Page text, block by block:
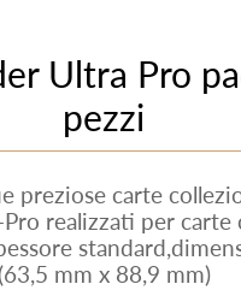
Ultra Pro
pezzi
preziose carte
realizzati per carte
(63,5 mm x 88,9 mm)